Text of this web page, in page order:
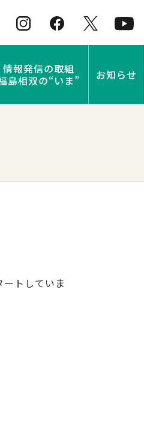
情報発信の取組
島相双の“いま”
お知らせ
トしていま